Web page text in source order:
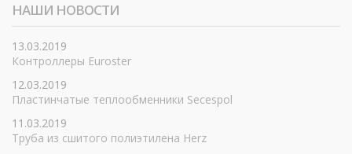
НАШИ НОВОСТИ
13.03.2019
Контроллеры Euroster
12.03.2019
Пластинчатые теплообменники Secespol
11.03.2019
Труба из сшитого полиэтилена Herz